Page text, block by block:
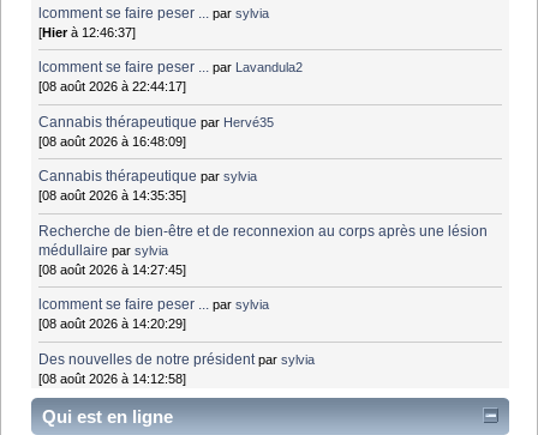
lcomment se faire peser ... parsylvia
[Hierà 12:46:37]
lcomment se faire peser ... par
Lavandula2
[08 août 2026 à 22:44:17]
Cannabis thérapeutique par Hervé35
[08 août 2026 à 16:48:09]
Cannabis thérapeutique parsylvia
[08 août 2026 à 14:35:35]
Recherche de bien-être et de reconnexion au corps après une lésion
médullaire parsylvia
[08 août 2026 à 14:27:45]
lcomment se faire peser ... parsylvia
[08 août 2026 à 14:20:29]
Des nouvelles de notre président parsylvia
[08 août 2026 à 14:12:58]
Qui est en ligne